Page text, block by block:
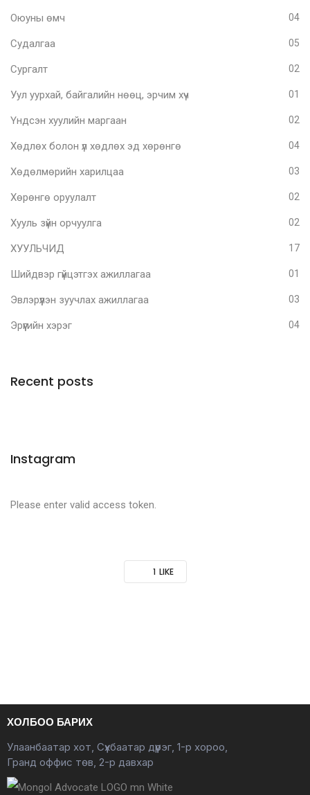
Оюуны өмч 04
Судалгаа 05
Сургалт 02
Уул уурхай, байгалийн нөөц, эрчим хүч 01
Үндсэн хуулийн маргаан 02
Хөдлөх болон үл хөдлөх эд хөрөнгө 04
Хөдөлмөрийн харилцаа 03
Хөрөнгө оруулалт 02
Хууль зүйн орчуулга 02
ХУУЛЬЧИД 17
Шийдвэр гүйцэтгэх ажиллагаа 01
Эвлэрүүлэн зуучлах ажиллагаа 03
Эрүүгийн хэрэг 04
Recent posts
Instagram
Please enter valid access token.
1 LIKE
ХОЛБОО БАРИХ
Улаанбаатар хот, Сүхбаатар дүүрэг, 1-р хороо,
Гранд оффис төв, 2-р давхар